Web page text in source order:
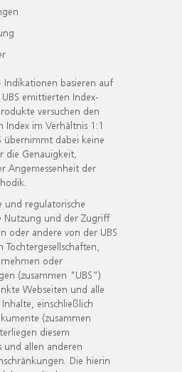
Indikationen basieren auf
emittierten Index-
versuchen den
Index im Verhältnis 1:1
übernimmt dabei keine
die Genauigkeit,
Angemessenheit der
und regulatorische
Nutzung und der Zugriff
oder andere von der UBS
oder
(zusammen "UBS")
Webseiten und alle
einschließlich
(zusammen
diesem
und allen anderen
Die hierin